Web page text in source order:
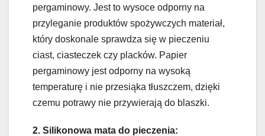
pergaminowy. Jest to wysoce odporny na
przyleganie produktów spożywczych materiał,
który doskonale sprawdza się w pieczeniu
ciast, ciasteczek czy placków. Papier
pergaminowy jest odporny na wysoką
temperaturę i nie przesiąka tłuszczem, dzięki
czemu potrawy nie przywierają do blaszki.
2. Silikonowa mata do pieczenia: